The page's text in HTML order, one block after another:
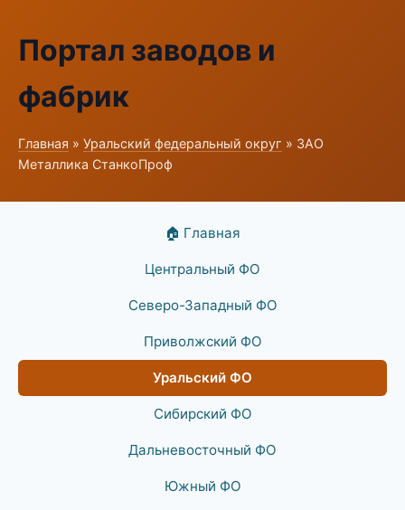
Портал заводов и
фабрик
Главная » Уральский федеральный округ » ЗАО
Металлика СтанкоПроф
🏠 Главная
Центральный ФО
Северо-Западный ФО
Приволжский ФО
Уральский ФО
Сибирский ФО
Дальневосточный ФО
Южный ФО